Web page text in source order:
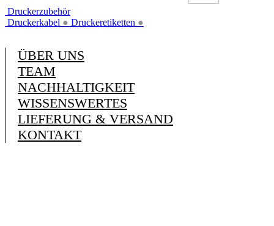
Druckerzubehör
Druckerkabel ● Druckeretiketten ●
ÜBER UNS
TEAM
NACHHALTIGKEIT
WISSENSWERTES
LIEFERUNG & VERSAND
KONTAKT